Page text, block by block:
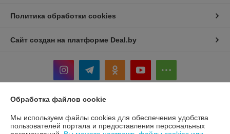
Политика обработки cookies
Сайт создан на платформе Deal.by
Юридическое лицо:Общество с ограниченной ответственностью
"ТЕРРАНОВА"
Обработка файлов cookie
Мы используем файлы cookies для обеспечения удобства
пользователей портала и предоставления персональных